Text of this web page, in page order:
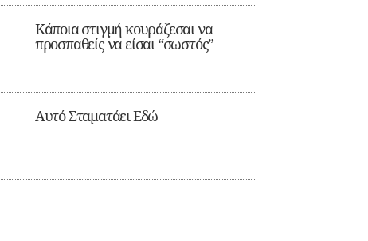
Κάποια στιγμή κουράζεσαι να
προσπαθείς να είσαι “σωστός”
Αυτό Σταματάει Εδώ